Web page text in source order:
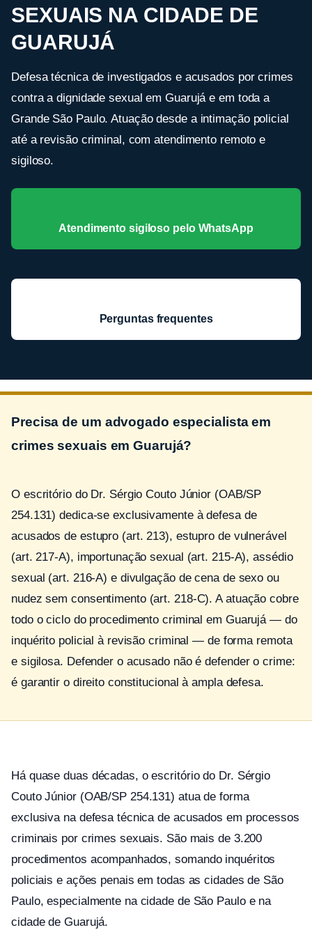
SEXUAIS NA CIDADE DE
GUARUJÁ
Defesa técnica de investigados e acusados por crimes
contra a dignidade sexual em Guarujá e em toda a
Grande São Paulo. Atuação desde a intimação policial
até a revisão criminal, com atendimento remoto e
sigiloso.
Atendimento sigiloso pelo WhatsApp
Perguntas frequentes
Precisa de um advogado especialista em
crimes sexuais em Guarujá?
O escritório do Dr. Sérgio Couto Júnior (OAB/SP
254.131) dedica-se exclusivamente à defesa de
acusados de estupro (art. 213), estupro de vulnerável
(art. 217-A), importunação sexual (art. 215-A), assédio
sexual (art. 216-A) e divulgação de cena de sexo ou
nudez sem consentimento (art. 218-C). A atuação cobre
todo o ciclo do procedimento criminal em Guarujá — do
inquérito policial à revisão criminal — de forma remota
e sigilosa. Defender o acusado não é defender o crime:
é garantir o direito constitucional à ampla defesa.
Há quase duas décadas, o escritório do Dr. Sérgio
Couto Júnior (OAB/SP 254.131) atua de forma
exclusiva na defesa técnica de acusados em processos
criminais por crimes sexuais. São mais de 3.200
procedimentos acompanhados, somando inquéritos
policiais e ações penais em todas as cidades de São
Paulo, especialmente na cidade de São Paulo e na
cidade de Guarujá.